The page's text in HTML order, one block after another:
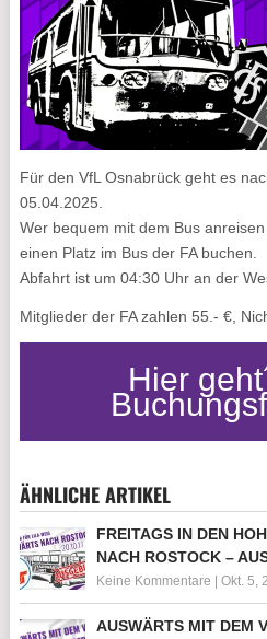
Für den VfL Osnabrück geht es
05.04.2025.
Wer bequem mit dem Bus
einen Platz im Bus der FA buchen.
Abfahrt ist um 04:30 Uhr an der
Mitglieder der FA zahlen 55.- €,
Hier
ÄHNLICHE ARTIKEL
FREITAGS IN DEN
NACH ROSTOCK –
Keine Kommentare Okt. 5,
AUSWÄRTS MIT DEM